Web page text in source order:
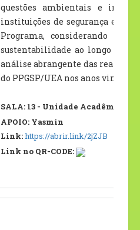
questões ambientais e
instituições de segurança e
Programa, considerando
sustentabilidade ao longo do
análise abrangente das
do PPGSP/UEA nos anos
SALA: 13 - Unidade Acadêmica
APOIO: Yasmin
Link:https://abrir.link/2jZJB
Link no QR-CODE: